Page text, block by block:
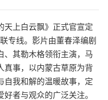
天上白云飘》正式官宣定
专线。影片由董春泽编剧
、其勒木格领衔主演，马
真事，以内蒙古草原为背
自我和解的温暖故事，定
者与观众的广泛关注。